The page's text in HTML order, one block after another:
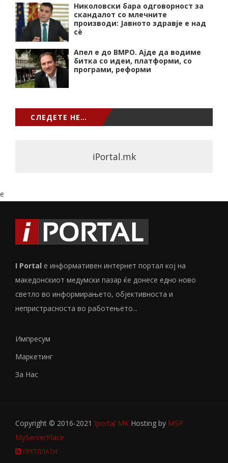
Николовски бара одговорност за
скандалот со млечните
производи: Јавното здравје е над
сѐ
Апел е до ВМРО. Ајде да водиме
битка со идеи, платформи, со
програми, реформи
СЛЕДЕТЕ НЕ…
iPortal.mk
e
I Portal е информативен интернет портал кој на
македонскиот медумски пазар ќе донесе едно ново
светло во информирањето, објективноста и
непристрасноста во работењето...
Импресум
Маркетинг
За Нас
Copyright © 2016-2021 Iportal MK Hosting by MSP
MyServerPlace
ПРЕТПЛАТИ